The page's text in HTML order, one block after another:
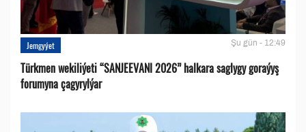
Jemgyýet Şu gün - 12:49
Türkmen wekiliýeti “SANJEEVANI 2026” halkara saglygy goraýyş
forumyna çagyrylýar